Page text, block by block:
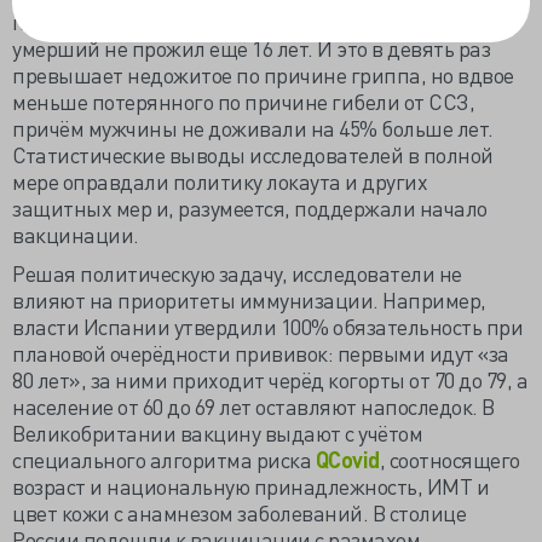
потеряно 20 507 518 лет жизни, то есть каждый
умерший не прожил ещё 16 лет. И это в девять раз
превышает недожитое по причине гриппа, но вдвое
меньше потерянного по причине гибели от ССЗ,
причём мужчины не доживали на 45% больше лет.
Статистические выводы исследователей в полной
мере оправдали политику локаута и других
защитных мер и, разумеется, поддержали начало
вакцинации.
Решая политическую задачу, исследователи не
влияют на приоритеты иммунизации. Например,
власти Испании утвердили 100% обязательность при
плановой очерёдности прививок: первыми идут «за
80 лет», за ними приходит черёд когорты от 70 до 79, а
население от 60 до 69 лет оставляют напоследок. В
Великобритании вакцину выдают с учётом
специального алгоритма риска QCovid, соотносящего
возраст и национальную принадлежность, ИМТ и
цвет кожи с анамнезом заболеваний. В столице